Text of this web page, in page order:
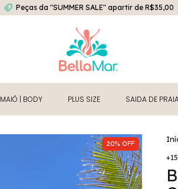
Peças da "SUMMER SALE" apartir de R$35,00
MAIÔ | BODY PLUS SIZE SAIDA DE
20% OFF